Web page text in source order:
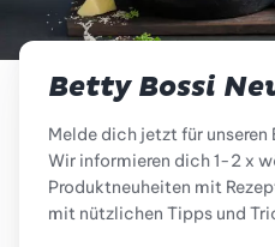
Betty Bossi
Melde dich jetzt für
Wir informieren dich 1-2 x
Produktneuheiten mit
mit nützlichen Tipps und